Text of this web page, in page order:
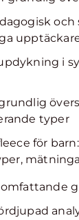
och
i
typer
för